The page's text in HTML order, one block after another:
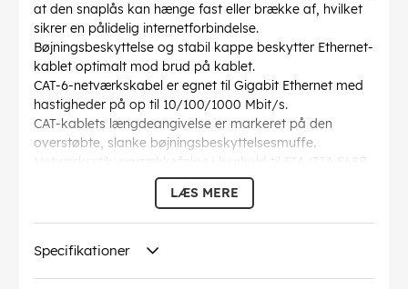
at den snaplås kan hænge fast eller brække af, hvilket
sikrer en pålidelig internetforbindelse.
Bøjningsbeskyttelse og stabil kappe beskytter Ethernet-
kablet optimalt mod brud på kablet.
CAT-6-netværkskabel er egnet til Gigabit Ethernet med
hastigheder på op til 10/100/1000 Mbit/s.
CAT-kablets længdeangivelse er markeret på den
overstøbte, slanke bøjningsbeskyttelsesmuffe.
Netværksstik: parrækkefølge i henhold til EIA/TIA 568B
: 24/7 (stranded)
: 46.4 mm
Specifikation: CAT 6
Afskærmning klasse
Forbindelser: EIA/TIA-568 B
LÆS MERE
Specifikationer